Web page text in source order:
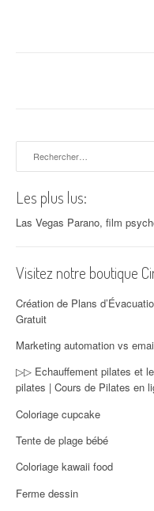
Les plus lus:
Las Vegas Parano, film
Visitez notre boutique
Création de Plans
Gratuit
Marketing automation vs
▷▷ Echauffement pilates et
pilates | Cours de Pilates en
Coloriage cupcake
Tente de plage bébé
Coloriage kawaii food
Ferme dessin